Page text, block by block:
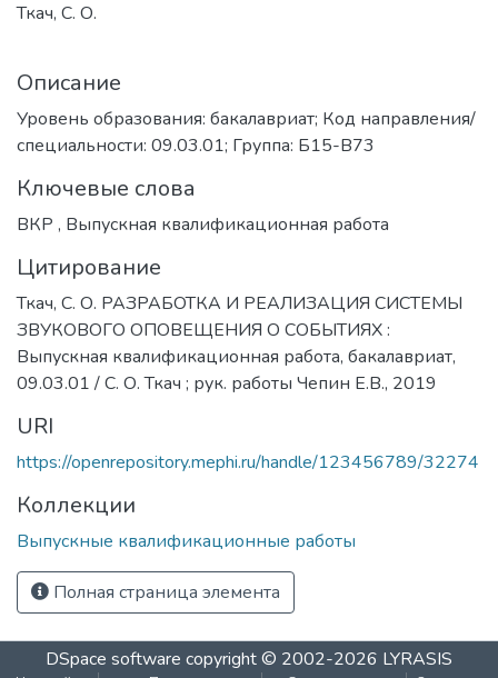
Ткач, С. О.
Описание
Уровень образования: бакалавриат; Код направления/
специальности: 09.03.01; Группа: Б15-В73
Ключевые слова
ВКР , Выпускная квалификационная работа
Цитирование
Ткач, С. О. РАЗРАБОТКА И РЕАЛИЗАЦИЯ СИСТЕМЫ
ЗВУКОВОГО ОПОВЕЩЕНИЯ О СОБЫТИЯХ :
Выпускная квалификационная работа, бакалавриат,
09.03.01 / С. О. Ткач ; рук. работы Чепин Е.В., 2019
URI
https://openrepository.mephi.ru/handle/123456789/32274
Коллекции
Выпускные квалификационные работы
Полная страница элемента
DSpace software copyright © 2002-2026 LYRASIS